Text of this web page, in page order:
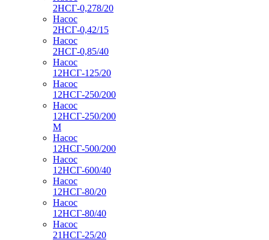
2НСГ-0,278/20
Насос
2НСГ-0,42/15
Насос
2НСГ-0,85/40
Насос
12НСГ-125/20
Насос
12НСГ-250/200
Насос
12НСГ-250/200
М
Насос
12НСГ-500/200
Насос
12НСГ-600/40
Насос
12НСГ-80/20
Насос
12НСГ-80/40
Насос
21НСГ-25/20